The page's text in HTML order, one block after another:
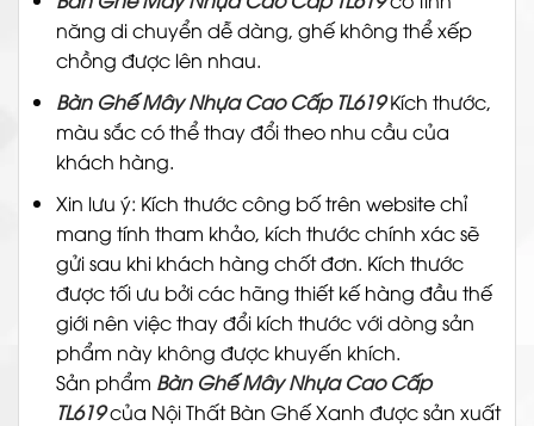
năng di chuyển dễ dàng, ghế không thể xếp
chồng được lên nhau.
Bàn Ghế Mây Nhựa Cao Cấp TL619Kích thước,
màu sắc có thể thay đổi theo nhu cầu của
khách hàng.
Xin lưu ý: Kích thước công bố trên website chỉ
mang tính tham khảo, kích thước chính xác sẽ
gửi sau khi khách hàng chốt đơn. Kích thước
được tối ưu bởi các hãng thiết kế hàng đầu thế
giới nên việc thay đổi kích thước với dòng sản
phẩm này không được khuyến khích.
Sản phẩm Bàn Ghế Mây Nhựa Cao Cấp
TL619của Nội Thất Bàn Ghế Xanh được sản xuất